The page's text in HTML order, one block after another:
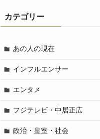
カテゴリー
あの人の現在
インフルエンサー
エンタメ
フジテレビ・中居正広
政治・皇室・社会